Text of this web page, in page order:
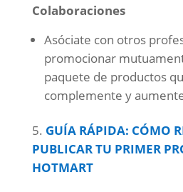
Colaboraciones
Asóciate con otros
promocionar
paquete de productos
complemente y
GUÍA RÁPIDA: CÓMO
PUBLICAR TU PRIMER
HOTMART